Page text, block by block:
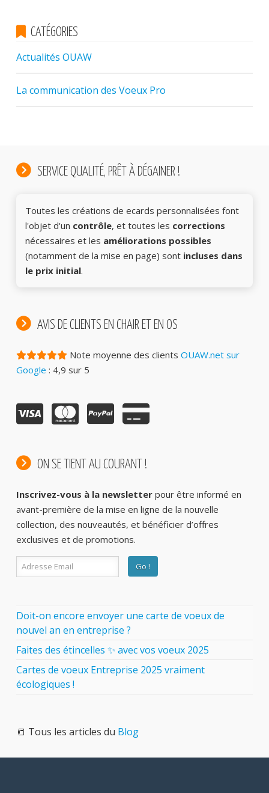
CATÉGORIES
Actualités OUAW
La communication des Voeux Pro
SERVICE QUALITÉ, PRÊT À DÉGAINER !
Toutes les créations de ecards personnalisées font
l'objet d'un contrôle, et toutes les corrections
nécessaires et les améliorations possibles
(notamment de la mise en page) sont incluses dans
le prix initial.
AVIS DE CLIENTS EN CHAIR ET EN OS
Note moyenne des clients OUAW.net sur
Google : 4,9 sur 5
ON SE TIENT AU COURANT !
Inscrivez-vous à la newsletterpour être informé en
avant-première de la mise en ligne de la nouvelle
collection, des nouveautés, et bénéficier d’offres
exclusives et de promotions.
Doit-on encore envoyer une carte de voeux de
nouvel an en entreprise ?
Faites des étincelles ✨ avec vos voeux 2025
Cartes de voeux Entreprise 2025 vraiment
écologiques !
📒 Tous les articles du Blog